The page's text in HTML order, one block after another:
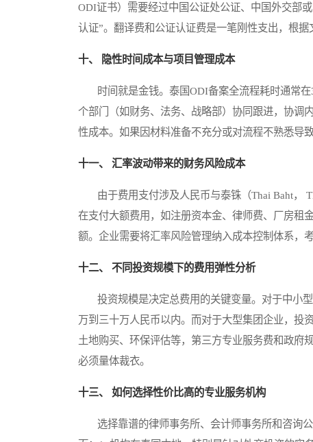
ODI证书）需要经过中国公证处公证、中国外交部
认证”。翻译费和公证认证费是一笔刚性支出，根
十、 隐性时间成本与项目管理成本
时间就是金钱。泰国ODI备案全流程耗时通常在
个部门（如财务、法务、战略部）协同跟进，协调
性成本。如果因材料准备不充分或对流程不熟悉导
十一、 汇率波动带来的财务风险成本
由于费用支付涉及人民币与泰铢（Thai Baht，
在支付大额费用，如注册资本金、律师费、厂房租
额。企业需要将汇率风险管理纳入成本控制体系，
十二、 不同投资规模下的费用弹性分析
投资规模是决定总费用的关键变量。对于中小型
万到三十万人民币以内。而对于大型集团企业，投
土地购买、环保评估等，第三方专业服务费和政府
必须量体裁衣。
十三、 如何选择性价比高的专业服务机构
选择靠谱的律师事务所、会计师事务所和咨询公